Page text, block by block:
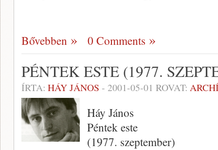
Bővebben 0 Comments
PÉNTEK ESTE (1977.
ÍRTA: HÁY JÁNOS - 2001-05-01 ROVAT:
Háy János
Péntek este
(1977. szeptember)